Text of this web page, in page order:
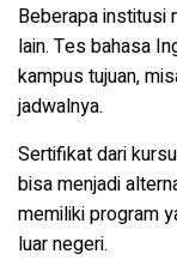
Beberapa institusi
lain. Tes bahasa
kampus tujuan,
jadwalnya.
Sertifikat dari
bisa menjadi
memiliki program
luar negeri.